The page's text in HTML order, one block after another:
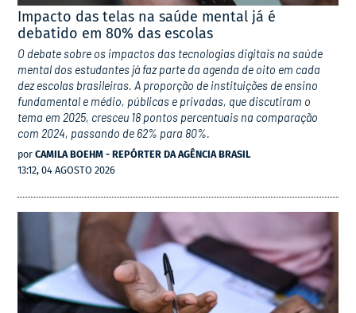
Impacto das telas na saúde mental já é
debatido em 80% das escolas
O debate sobre os impactos das tecnologias digitais na saúde
mental dos estudantes já faz parte da agenda de oito em cada
dez escolas brasileiras. A proporção de instituições de ensino
fundamental e médio, públicas e privadas, que discutiram o
tema em 2025, cresceu 18 pontos percentuais na comparação
com 2024, passando de 62% para 80%.
por CAMILA BOEHM - REPÓRTER DA AGÊNCIA BRASIL
13:12, 04 AGOSTO 2026